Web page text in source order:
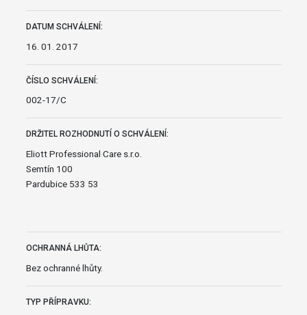
DATUM SCHVÁLENÍ:
16. 01. 2017
ČÍSLO SCHVÁLENÍ:
002-17/C
DRŽITEL ROZHODNUTÍ O SCHVÁLENÍ:
Eliott Professional Care s.r.o.
Semtín 100
Pardubice 533 53
OCHRANNÁ LHŮTA:
Bez ochranné lhůty.
TYP PŘÍPRAVKU: